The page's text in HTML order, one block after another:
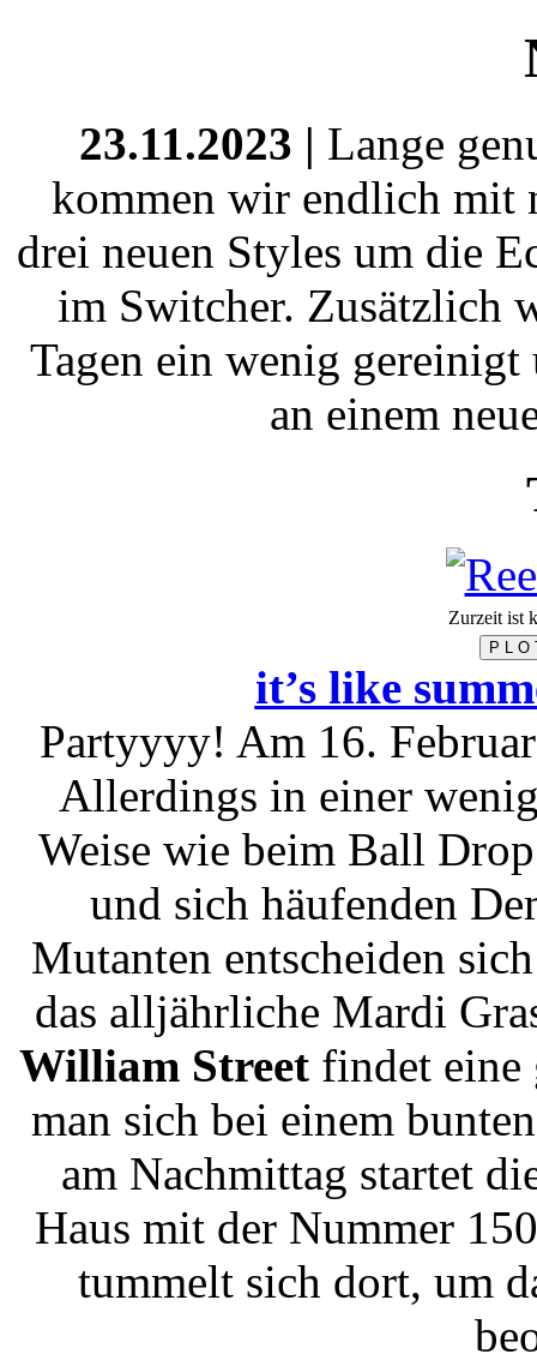
23.11.2023 | Lange
kommen wir endlich mit
drei neuen Styles um die
im Switcher. Zusätzlich
Tagen ein wenig
an einem
Zurzeit ist
P L O
it’s like
Partyyyy! Am 16.
Allerdings in einer
Weise wie beim Ball
und sich häufenden
Mutanten entscheiden
das alljährliche Mardi
William Street findet eine
man sich bei einem
am Nachmittag startet
Haus mit der Nummer
tummelt sich dort, um